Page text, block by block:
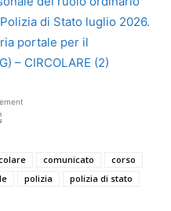
di Stato luglio 2026.
portale per il
– CIRCOLARE (2)
comunicato
corso
polizia polizia di stato